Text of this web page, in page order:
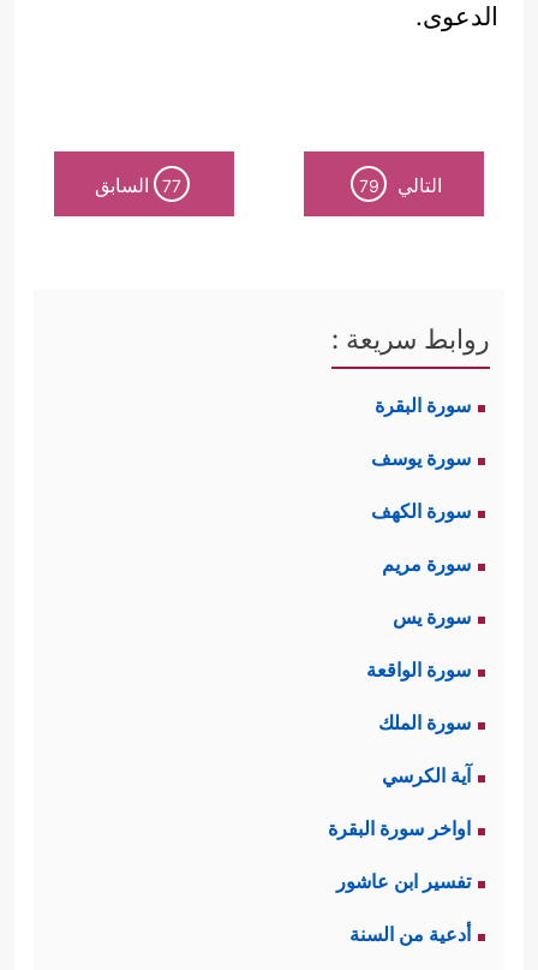
الدعوى.
التالي 79
77 السابق
روابط سريعة :
سورة البقرة
سورة يوسف
سورة الكهف
سورة مريم
سورة يس
سورة الواقعة
سورة الملك
آية الكرسي
اواخر سورة البقرة
تفسير ابن عاشور
أدعية من السنة